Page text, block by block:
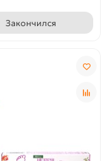
Закончился